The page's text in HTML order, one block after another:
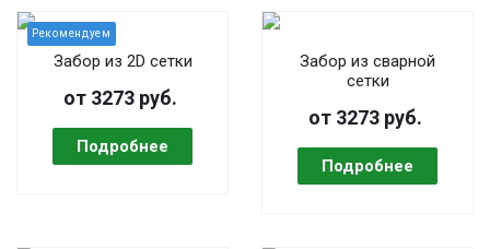
Забор из 2D сетки
от 3273 руб.
Забор из сварной
сетки
от 3273 руб.